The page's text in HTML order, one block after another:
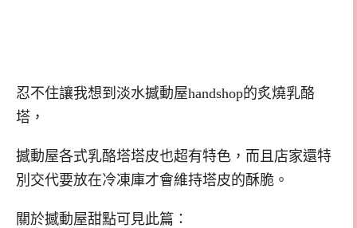
忍不住讓我想到淡水撼動屋handshop的炙燒乳酪
塔，
撼動屋各式乳酪塔塔皮也超有特色，而且店家還特
別交代要放在冷凍庫才會維持塔皮的酥脆。
關於撼動屋甜點可見此篇：